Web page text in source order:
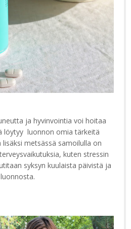
ja hyvinvointia voi hoitaa
löytyy luonnon omia tärkeitä
metsässä samoilulla on
kuten stressin
syksyn kuulaista päivistä ja
luonnosta.